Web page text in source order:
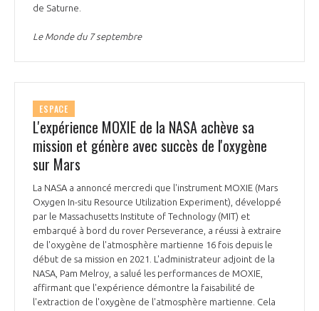
de Saturne.
Le Monde du 7 septembre
ESPACE
L'expérience MOXIE de la NASA achève sa
mission et génère avec succès de l'oxygène
sur Mars
La NASA a annoncé mercredi que l'instrument MOXIE (Mars
Oxygen In-situ Resource Utilization Experiment), développé
par le Massachusetts Institute of Technology (MIT) et
embarqué à bord du rover Perseverance, a réussi à extraire
de l'oxygène de l'atmosphère martienne 16 fois depuis le
début de sa mission en 2021. L'administrateur adjoint de la
NASA, Pam Melroy, a salué les performances de MOXIE,
affirmant que l'expérience démontre la faisabilité de
l'extraction de l'oxygène de l'atmosphère martienne. Cela